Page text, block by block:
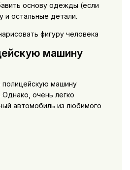
основу одежды (если
и остальные детали.
фигуру человека
машину
полицейскую машину
очень легко
автомобиль из любимого